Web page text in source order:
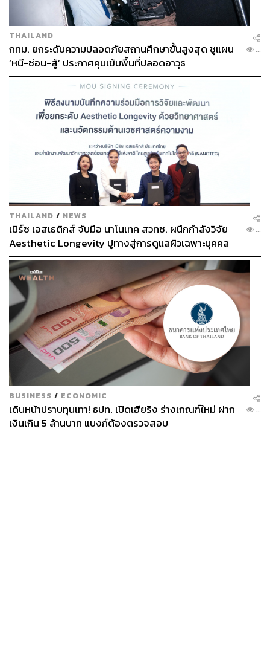
THAILAND
กทม. ยกระดับความปลอดภัยสถานศึกษาขั้นสูงสุด ชูแผน
‘หนี-ซ่อน-สู้’ ประกาศคุมเข้มพื้นที่ปลอดอาวุธ
...
THAILAND / NEWS
เมิร์ซ เอสเธติกส์ จับมือ นาโนเทค สวทช. ผนึกกำลังวิจัย
Aesthetic Longevity ปูทางสู่การดูแลผิวเฉพาะบุคคล
[PR NEWS]
...
BUSINESS / ECONOMIC
เดินหน้าปราบทุนเทา! ธปท. เปิดเฮียริง ร่างเกณฑ์ใหม่ ฝาก
เงินเกิน 5 ล้านบาท แบงก์ต้องตรวจสอบ
...